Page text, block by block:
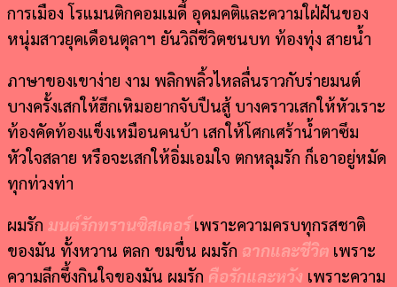
การเมือง โรแมนติกคอมเมดี้ อุดมคติและความใฝ่ฝันของ
หนุ่มสาวยุคเดือนตุลาฯ ยันวิถีชีวิตชนบท ท้องทุ่ง สายน้ำ
ภาษาของเขาง่าย งาม พลิกพลิ้วไหลลื่นราวกับร่ายมนต์
บางครั้งเสกให้ฮึกเหิมอยากจับปืนสู้ บางคราวเสกให้หัวเราะ
ท้องคัดท้องแข็งเหมือนคนบ้า เสกให้โศกเศร้าน้ำตาซึม
หัวใจสลาย หรือจะเสกให้อิ่มเอมใจ ตกหลุมรัก ก็เอาอยู่หมัด
ทุกท่วงท่า
ผมรัก มนต์รักทรานซิสเตอร์ เพราะความครบทุกรสชาติ
ของมัน ทั้งหวาน ตลก ขมขื่น ผมรัก ฉากและชีวิต เพราะ
ความลึกซึ้งกินใจของมัน ผมรัก คือรักและหวัง เพราะความ